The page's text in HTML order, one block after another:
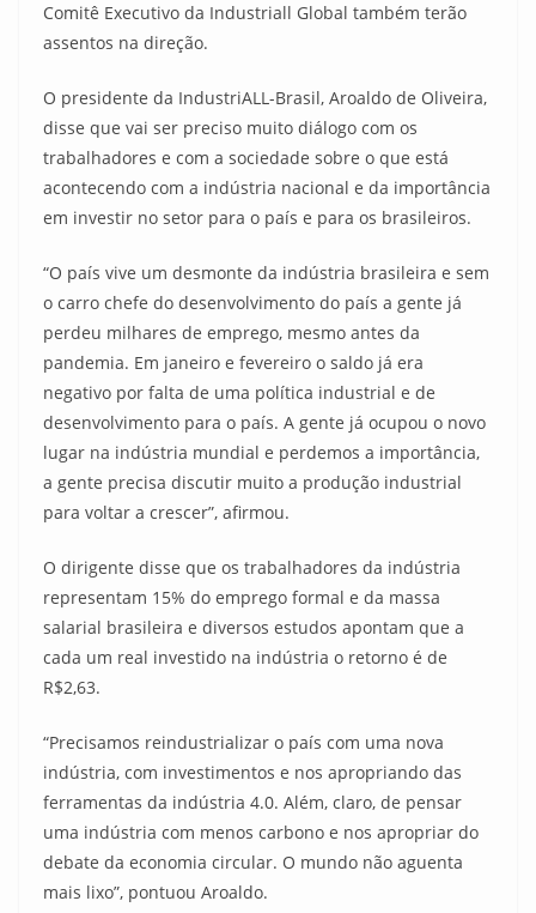
Comitê Executivo da Industriall Global também terão
assentos na direção.
O presidente da IndustriALL-Brasil, Aroaldo de Oliveira,
disse que vai ser preciso muito diálogo com os
trabalhadores e com a sociedade sobre o que está
acontecendo com a indústria nacional e da importância
em investir no setor para o país e para os brasileiros.
“O país vive um desmonte da indústria brasileira e sem
o carro chefe do desenvolvimento do país a gente já
perdeu milhares de emprego, mesmo antes da
pandemia. Em janeiro e fevereiro o saldo já era
negativo por falta de uma política industrial e de
desenvolvimento para o país. A gente já ocupou o novo
lugar na indústria mundial e perdemos a importância,
a gente precisa discutir muito a produção industrial
para voltar a crescer”, afirmou.
O dirigente disse que os trabalhadores da indústria
representam 15% do emprego formal e da massa
salarial brasileira e diversos estudos apontam que a
cada um real investido na indústria o retorno é de
R$2,63.
“Precisamos reindustrializar o país com uma nova
indústria, com investimentos e nos apropriando das
ferramentas da indústria 4.0. Além, claro, de pensar
uma indústria com menos carbono e nos apropriar do
debate da economia circular. O mundo não aguenta
mais lixo”, pontuou Aroaldo.